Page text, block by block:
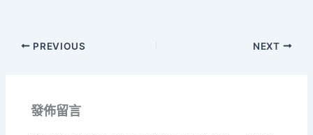
PREVIOUS NEXT
發佈留言